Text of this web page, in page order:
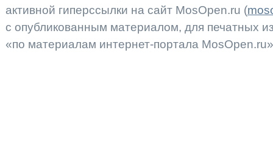
активной гиперссылки на сайт MosOpen.ru (
с опубликованным материалом, для печатных
«по материалам интернет-портала